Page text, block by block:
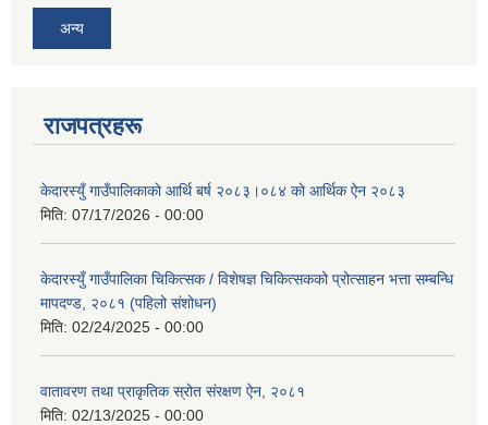
अन्य
राजपत्रहरू
केदारस्युँ गाउँपालिकाकाे आर्थि बर्ष २०८३।०८४ काे आर्थिक ऐन २०८३
मिति: 07/17/2026 - 00:00
केदारस्युँ गाउँपालिका चिकित्सक / विशेषज्ञ चिकित्सकको प्रोत्साहन भत्ता सम्बन्धि
मापदण्ड, २०८१ (पहिलो संशोधन)
मिति: 02/24/2025 - 00:00
वातावरण तथा प्राकृतिक स्रोत संरक्षण ऐन, २०८१
मिति: 02/13/2025 - 00:00